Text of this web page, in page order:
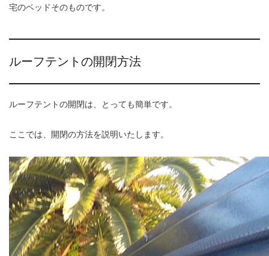
宅のベッドそのものです。
ルーフテントの開閉方法
ルーフテントの開閉は、とっても簡単です。
ここでは、開閉の方法を説明いたします。